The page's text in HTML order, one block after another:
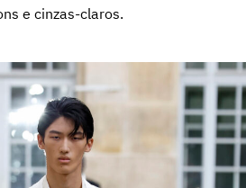
e cinzas-claros.